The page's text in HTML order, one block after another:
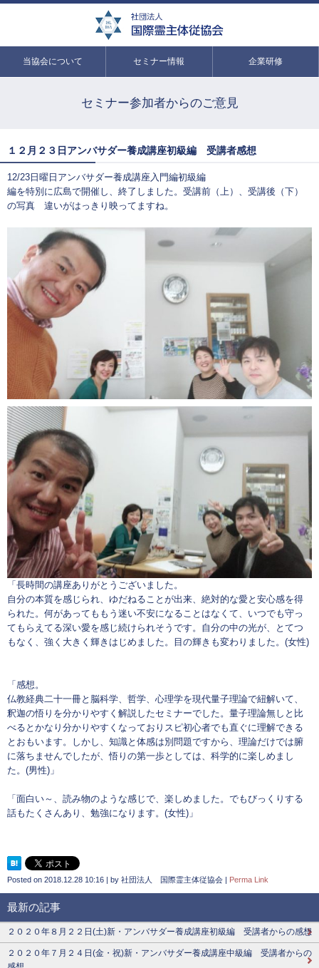
当協会について セミナー情報 企業研修
セミナー参加者からのご意見
１２月２３日アンバサダー養成講座初級編 受講者感想
12/23日曜日アンバサダー養成講座入門編初級編
編を特別に広島で開催し、終了しました。受講前（上）、受講後（下）
の写真 違いがはっきり映ってますね。
「長時間の講座ありがとうございました。
自分の本質を感じられ、ゆだねることが出来、絶対的な愛と安心感を得
られた。何があってももう迷い不安になることはなくて、いつでも守っ
てもらえてる深い愛を感じ続けられそうです。自分の中の光が、とてつ
もなく、強く大きく輝きはじめました。目の輝きも変わりました。(女性)
「感想。
仏教経典二十一冊と脳科学、哲学、心理学を現代量子理論で紐解いて、
釈迦の悟りを分かりやすく解説したセミナーでした。量子理論無しと比
べるとかなり分かりやすくなっておりスピ初心者でも直ぐに理解できる
とおもいます。しかし、知識と体感は別問題ですから、理論だけでは腑
に落ちませんでしたが、悟りの第一歩としては、科学的に楽しめまし
た。(男性)」
「面白い～、読み物のような感じで、楽しめました。でもびっくりする
話もたくさんあり、勉強になります。(女性)」
Posted on 2018.12.28 10:16 | by 社団法人 国際霊主体従協会 | Perma Link
最新の記事
２０２０年８月２２日(土)新・アンバサダー養成講座初級編 受講者からの感想
２０２０年７月２４日(金・祝)新・アンバサダー養成講座中級編 受講者からの